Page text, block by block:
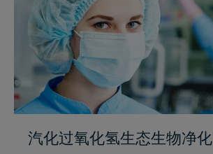
汽化过氧化氢生态生物净化